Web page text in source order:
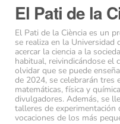
El Pati de la
El Pati de la Ciència es un
se realiza en la
acercar la ciencia a la
habitual, reivindicándose el
olvidar que se puede
de 2024, se celebrarán tres
matemáticas, física y
divulgadores. Además, se
talleres de experimentación
vocaciones de los más